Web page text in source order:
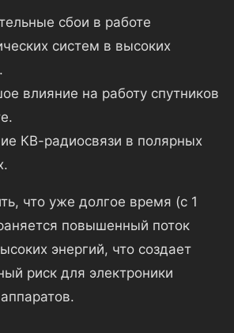
сбои в работе
систем в высоких
влияние на работу спутников
КВ-радиосвязи в полярных
что уже долгое время (с 1
повышенный поток
энергий, что создает
риск для электроники